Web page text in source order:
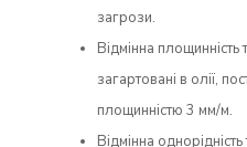
загрози.
Відмінна
загартовані в олії,
площинністю 3 мм/м.
Відмінна